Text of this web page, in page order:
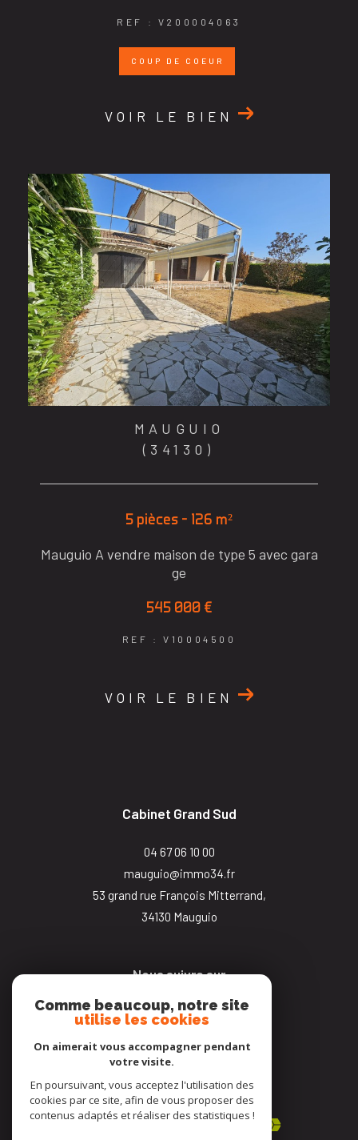
REF : V200004063
COUP DE COEUR
VOIR LE BIEN
MAUGUIO
(34130)
5 pièces - 126 m²
Mauguio A vendre maison de type 5 avec gara
ge
545 000 €
REF : V10004500
VOIR LE BIEN
Cabinet Grand Sud
04 67 06 10 00
mauguio@immo34.fr
53 grand rue François Mitterrand,
34130
mauguio
Nous suivre sur
Adhérents
Comme beaucoup, notre site
utilise les cookies
On aimerait vous accompagner pendant
votre visite.
En poursuivant, vous acceptez l'utilisation des
cookies par ce site, afin de vous proposer des
contenus adaptés et réaliser des statistiques !